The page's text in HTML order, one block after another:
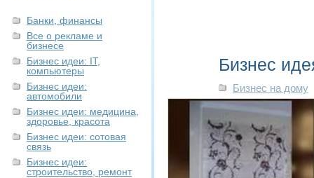
Банки, финансы
Все о рекламе и
бизнесе
Бизнес идеи: IT,
компьютеры
Бизнес идеи:
автомобили
Бизнес идеи: медицина,
здоровье, красота
Бизнес идеи: сотовая
связь
Бизнес идеи:
строительство, ремонт
Бизнес
Бизнес на дому